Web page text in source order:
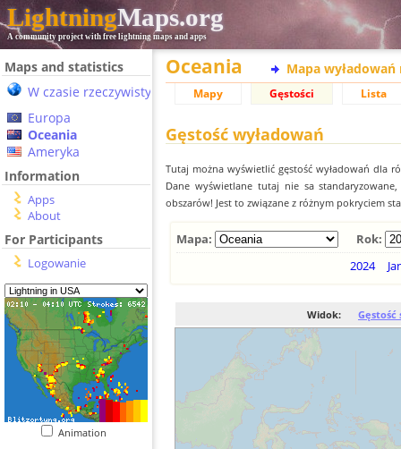
LightningMaps.org
A community project with free lightning maps and apps
Maps and statistics
W czasie rzeczywistym
Europa
Oceania
Ameryka
Information
Apps
About
For Participants
Logowanie
Animation
Oceania Mapa wyładowań
Mapy Gęstości Lista
Gęstość wyładowań
Tutaj można wyświetlić gęstość wyładowań dla
Dane wyświetlane tutaj nie sa
obszarów! Jest to związane z różnym pokryciem
Mapa:
Rok:
2024
Widok: Gęstość